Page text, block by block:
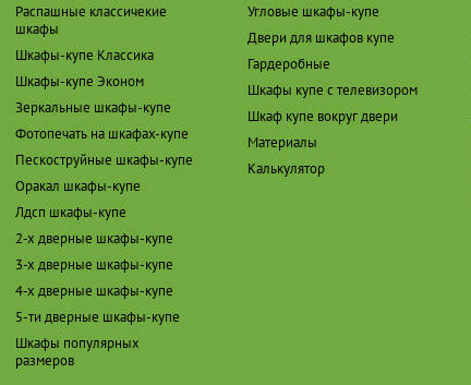
Распашные классичекие
шкафы
Шкафы-купе Классика
Шкафы-купе Эконом
Зеркальные шкафы-купе
Фотопечать на шкафах-купе
Пескоструйные шкафы-купе
Оракал шкафы-купе
Лдсп шкафы-купе
2-х дверные шкафы-купе
3-х дверные шкафы-купе
4-х дверные шкафы-купе
5-ти дверные шкафы-купе
Шкафы популярных
размеров
Угловые шкафы-купе
Двери для шкафов купе
Гардеробные
Шкафы купе с телевизором
Шкаф купе вокруг двери
Материалы
Калькулятор